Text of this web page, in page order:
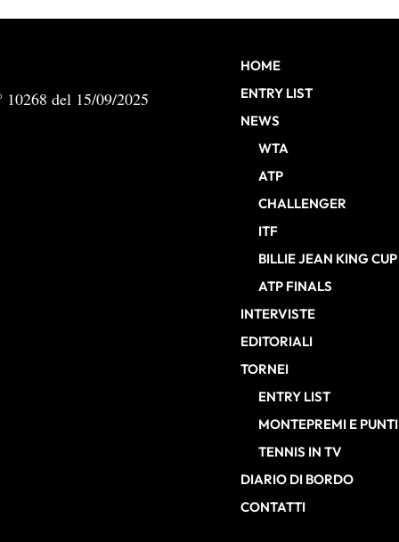
del 15/09/2025
HOME
ENTRY LIST
NEWS
WTA
ATP
CHALLENGER
ITF
BILLIE JEAN KING CUP
ATP FINALS
INTERVISTE
EDITORIALI
TORNEI
ENTRY LIST
MONTEPREMI E PUNTI
TENNIS IN TV
DIARIO DI BORDO
CONTATTI